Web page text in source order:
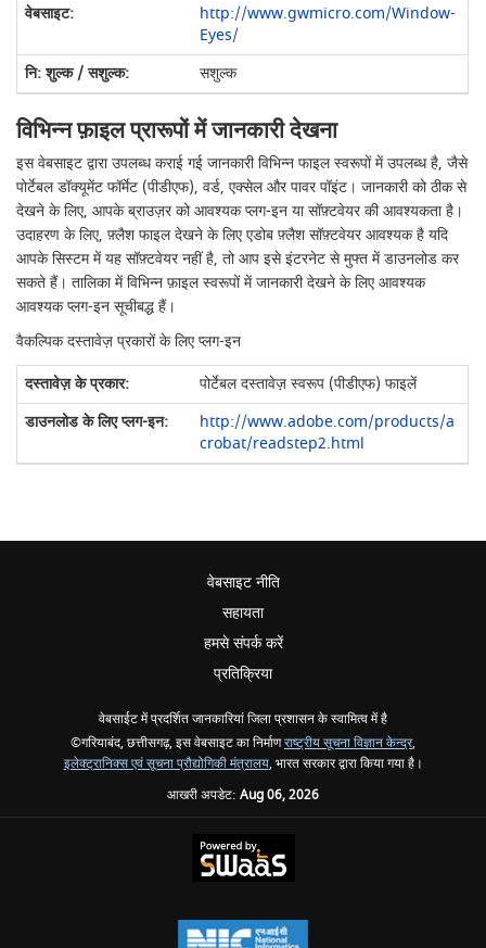
http://www.gwmicro.com/Window-
Eyes/
सशुल्क
विभिन्न फ़ाइल प्रारूपों में जानकारी देखना
इस वेबसाइट द्वारा उपलब्ध कराई गई जानकारी विभिन्न फाइल स्वरूपों में उपलब्ध है, जैसे
पोर्टेबल डॉक्यूमेंट फॉर्मेट (पीडीएफ), वर्ड, एक्सेल और पावर पॉइंट। जानकारी को ठीक से
देखने के लिए, आपके ब्राउज़र को आवश्यक प्लग-इन या सॉफ़्टवेयर की आवश्यकता है।
उदाहरण के लिए, फ़्लैश फाइल देखने के लिए एडोब फ़्लैश सॉफ़्टवेयर आवश्यक है यदि
आपके सिस्टम में यह सॉफ़्टवेयर नहीं है, तो आप इसे इंटरनेट से मुफ्त में डाउनलोड कर
सकते हैं। तालिका में विभिन्न फ़ाइल स्वरूपों में जानकारी देखने के लिए आवश्यक
आवश्यक प्लग-इन सूचीबद्ध हैं।
वैकल्पिक दस्तावेज़ प्रकारों के लिए प्लग-इन
पोर्टेबल दस्तावेज़ स्वरूप (पीडीएफ) फाइलें
http://www.adobe.com/products/a
crobat/readstep2.html
वेबसाइट नीति
सहायता
हमसे संपर्क करें
प्रतिक्रिया
वेबसाईट में प्रदर्शित जानकारियां जिला प्रशासन के स्वामित्व में है
©गरियाबंद, छत्तीसगढ़, इस वेबसाइट का निर्माणराष्ट्रीय सूचना विज्ञान केन्द्र,
इलेक्ट्रानिक्स एवं सूचना प्रौद्योगिकी मंत्रालय, भारत सरकार द्वारा किया गया है।
आखरी अपडेट: Aug 06, 2026